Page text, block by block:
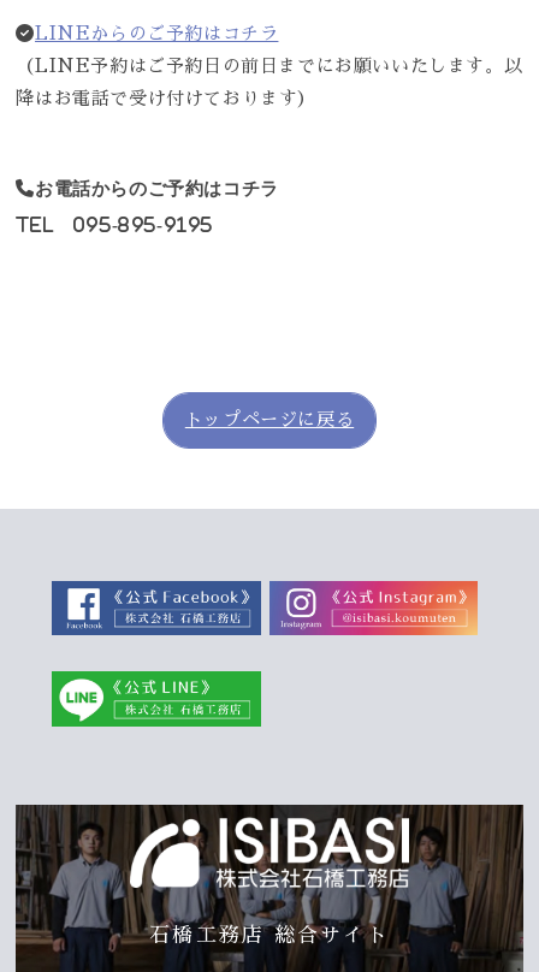
LINEからのご予約はコチラ
（LINE予約はご予約日の前日までにお願いいたします。以
降はお電話で受け付けております）
お電話からのご予約はコチラ
TEL 095-895-9195
トップページに戻る
石橋工務店 総合サイト